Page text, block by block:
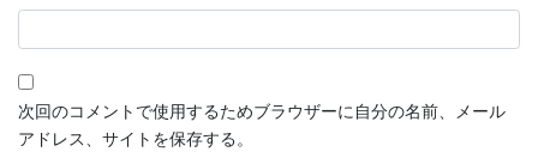
次回のコメントで使用するためブラウザーに自分の名前、メール
アドレス、サイトを保存する。